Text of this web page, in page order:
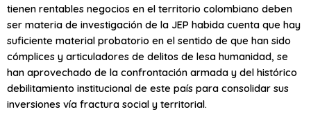
tienen rentables negocios en el territorio colombiano deben
ser materia de investigación de la JEP habida cuenta que hay
suficiente material probatorio en el sentido de que han sido
cómplices y articuladores de delitos de lesa humanidad, se
han aprovechado de la confrontación armada y del histórico
debilitamiento institucional de este país para consolidar sus
inversiones vía fractura social y territorial.